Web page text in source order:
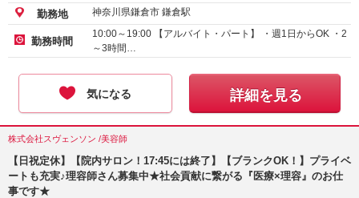
勤務地 神奈川県鎌倉市 鎌倉駅
勤務時間
10:00～19:00 【アルバイト・パート】 ・週1日からOK ・2
～3時間…
気になる 詳細を見る
株式会社スヴェンソン /美容師
【日祝定休】【院内サロン！17:45には終了】【ブランクOK！】プライベ
ートも充実♪理容師さん募集中★社会貢献に繋がる『医療×理容』のお仕
事です★